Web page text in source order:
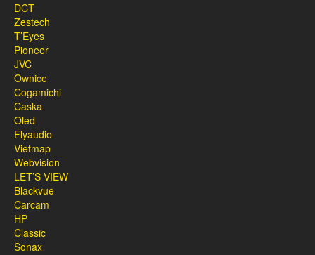
DCT
Zestech
T’Eyes
Pioneer
JVC
Ownice
Cogamichi
Caska
Oled
Flyaudio
Vietmap
Webvision
LET’S VIEW
Blackvue
Carcam
HP
Classic
Sonax